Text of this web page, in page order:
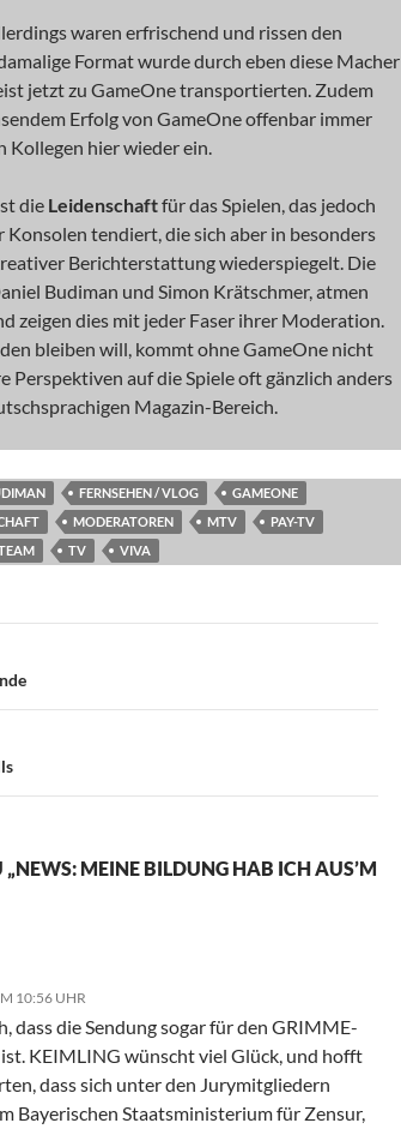
waren erfrischend und rissen den
Format wurde durch eben diese Macher
jetzt zu GameOne transportierten. Zudem
Erfolg von GameOne offenbar immer
Kollegen hier wieder ein.
die Leidenschaftfür das Spielen, das jedoch
Konsolen tendiert, die sich aber in besonders
Berichterstattung wiederspiegelt. Die
Budiman und Simon Krätschmer, atmen
zeigen dies mit jeder Faser ihrer Moderation.
bleiben will, kommt ohne GameOne nicht
Perspektiven auf die Spiele oft gänzlich anders
Magazin-Bereich.
FERNSEHEN / VLOG
GAMEONE
MODERATOREN MTV
PAY-TV
TV VIVA
MEINE BILDUNG HAB ICH AUS’M
10:56 UHR
dass die Sendung sogar für den GRIMME-
KEIMLING wünscht viel Glück, und hofft
dass sich unter den Jurymitgliedern
Bayerischen Staatsministerium für Zensur,